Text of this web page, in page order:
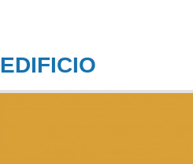
EDIFICIO